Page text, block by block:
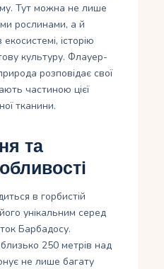
Тут можна не лише
рослинами, а й
історію
культуру. Флауер-
розповідає свої
частиною цієї
тканини.
та
в горбистій
унікальним серед
Барбадосу.
250 метрів над
не лише багату